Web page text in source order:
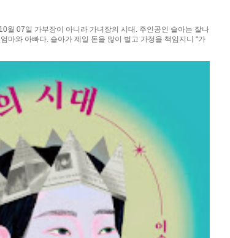
07일 가부장이 아니라 가녀장의 시대. 주인공인 슬아는 잘나
마와 아빠다. 슬아가 제일 돈을 많이 벌고 가정을 책임지니 “가